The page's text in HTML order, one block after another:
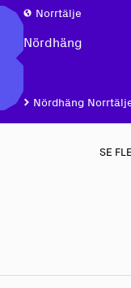
Norrtälje
Nördhäng
Nördhäng
SE